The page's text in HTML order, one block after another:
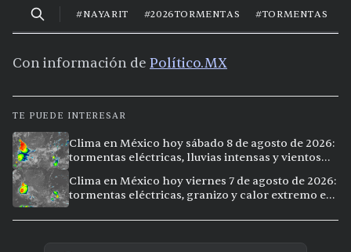
Con información de Político.MX
TE PUEDE INTERESAR
Clima en México hoy sábado 8 de agosto de 2026:
tormentas eléctricas, lluvias intensas y vientos
Clima en México hoy viernes 7 de agosto de 2026:
tormentas eléctricas, granizo y calor extremo en